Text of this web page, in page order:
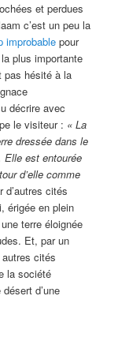
et perdues
c’est un peu la
improbable pour
plus importante
pas hésité à la
décrire avec
le visiteur : « La
dressée dans le
Elle est entourée
d’elle comme
d’autres cités
érigée en plein
terre éloignée
Et, par un
cités
la société
d’une